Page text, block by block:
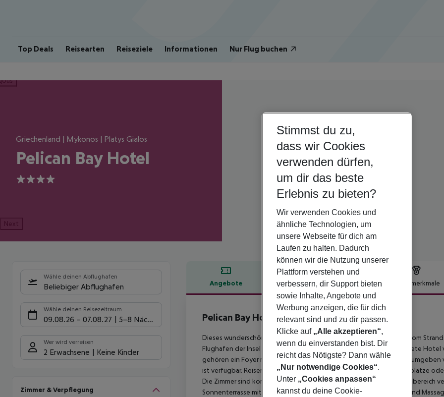
Top Deals Reisearten Reiseziele Informationen Nur Flug buchen
Griechenland | Mykonos | Platys Gialos
Pelican Bay Hotel
4
Next
Wähle deinen Abflughafen
Beliebiger Abflughafen
Wähle deinen Reisezeitraum
09.08.26 – 07.08.27 5-8 Nächte
Wer wird verreisen
2 Erwachsene Keine Kinder
Zimmer & Verpflegung
Angebote Hotelbeschreibung Hotelmerkmale
Hotelbeschreibung
Pelican Bay Hotel
4
Dieses wunderschöne Hotel liegt auf der Insel Mykonos, nur 300 m vom
Flughafen der Insel ist 20 Minuten entfernt. Das im Jahr 2000 eröffnete Hotel
gehören ein Foyer mit 24-Stunden-Rezeption und eine Cocktailbar,
ist verfügbar. Reisende, die mit dem Auto anreisen, können die Parkplätze
Die Zimmer sind komfortabel und komplett ausgestattet. Der Außenbereich
Sonnenterrasse mit Sonnenliegen und Sonnenschirmen. Eine Sauna und
Stimmst du zu,
dass wir Cookies
verwenden dürfen,
um dir das beste
Erlebnis zu bieten?
Wir verwenden Cookies und
ähnliche Technologien, um
unsere Webseite für dich am
Laufen zu halten. Dadurch
können wir die Nutzung unserer
Plattform verstehen und
verbessern, dir Support bieten
sowie Inhalte, Angebote und
Werbung anzeigen, die für dich
relevant sind und zu dir passen.
Klicke auf „Alle akzeptieren“,
wenn du einverstanden bist. Dir
reicht das Nötigste? Dann wähle
„Nur notwendige Cookies“.
Unter „Cookies anpassen“
kannst du deine Cookie-